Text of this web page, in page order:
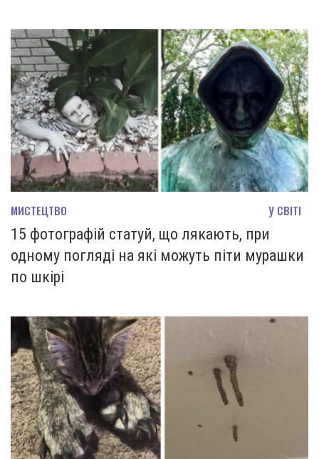
МИСТЕЦТВО У СВІТІ
15 фотографій статуй, що лякають, при
одному погляді на які можуть піти мурашки
по шкірі